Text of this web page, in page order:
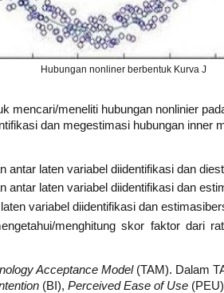
Hubungan nonliner berbentuk Kurva J
mencari/meneliti hubungan nonlinier
dan megestimasi hubungan inner
antar laten variabel diidentifikasi dan
antar laten variabel diidentifikasi dan
variabel diidentifikasi dan
menghitung skor faktor dari
Acceptance Model (TAM). Dalam
(BI), Perceived Ease of Use